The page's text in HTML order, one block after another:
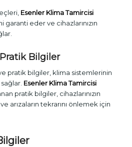
Esenler Klima Tamircisi
eder ve cihazlarınızın
Bilgiler
pratik bilgiler, klima sistemlerinin
sağlar. Esenler Klima Tamircisi
pratik bilgiler, cihazlarınızın
arızaların tekrarını önlemek için